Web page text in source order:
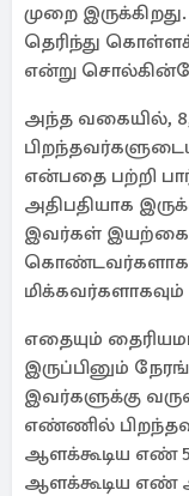
முறை
தெரிந்து
என்று
அந்த வகையில், 8,
என்பதை பற்றி
அதிபதியாக
இவர்கள்
எதையும்
இருப்பினும்
இவர்களுக்கு
எண்ணில்
ஆளக்கூடிய எண் 5
ஆளக்கூடிய எண்